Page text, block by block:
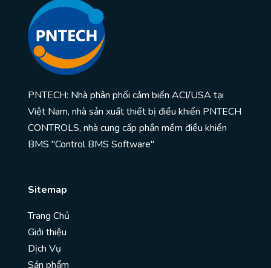
PNTECH: Nhà phân phối cảm biến ACI/USA tại
Việt Nam, nhà sản xuất thiết bị điều khiển PNTECH
CONTROLS, nhà cung cấp phần mềm điều khiển
BMS "Control BMS Software"
Sitemap
Trang Chủ
Giới thiệu
Dịch Vụ
Sản phẩm